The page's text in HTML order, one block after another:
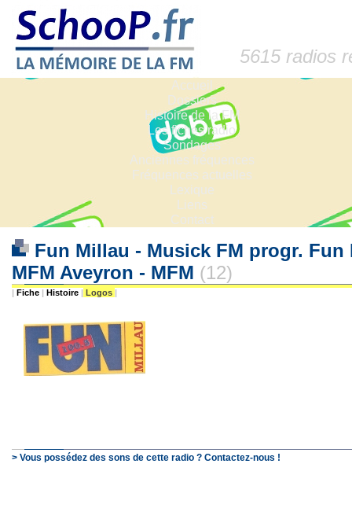
5615 radios
Accueil
Dossiers
Histoire de la FM
Les fiches radio
Sondages
Anciennes fréquences
Fréquences actuelles
Lexique
Liens
Contact
Fun Millau - Musick FM progr.
MFM Aveyron - MFM (12)
| Fiche | Histoire | Logos |
> Vous possédez des sons de cette radio ? Contactez-nous !